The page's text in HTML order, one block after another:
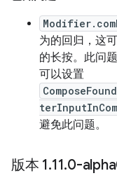
为的回归，这
的长按。此问
可以设置
避免此问题。
版本 1.11.0-